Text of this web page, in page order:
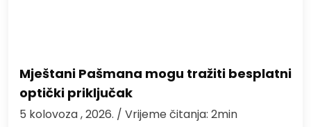
Mještani Pašmana mogu tražiti besplatni
optički priključak
5 kolovoza , 2026. / Vrijeme čitanja: 2min